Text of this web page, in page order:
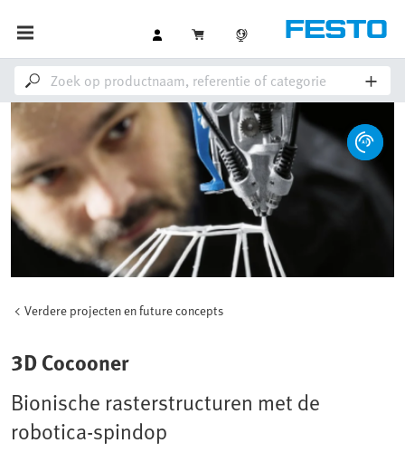
Verdere projecten en future concepts
3D Cocooner
Bionische rasterstructuren met de
robotica-spindop